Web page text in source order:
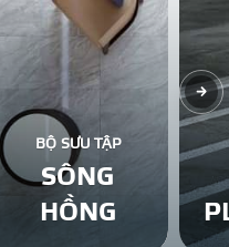
GẠCH ỐP LÁT
BÊ TÔNG KHÍ
NGÓI LỢP
BỘ SƯU TẬP
SÔNG
HỒNG